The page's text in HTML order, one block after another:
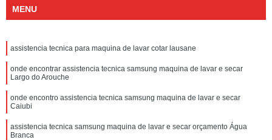
MENU
assistencia tecnica para maquina de lavar cotar lausane
onde encontrar assistencia tecnica samsung maquina de lavar e secar
Largo do Arouche
onde encontro assistencia tecnica samsung maquina de lavar e secar
Caiubi
assistencia tecnica samsung maquina de lavar e secar orçamento Água
Branca